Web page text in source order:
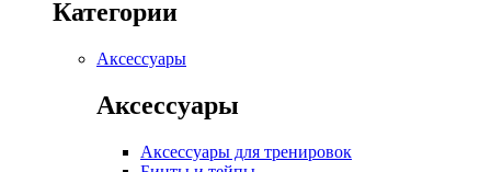
Категории
Аксессуары
Аксессуары
Аксессуары для тренировок